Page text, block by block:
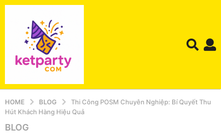
HOME BLOG
Thi Công POSM Chuyên Nghiệp: Bí Quyết Thu
Hút Khách Hàng Hiệu Quả
1
BLOG